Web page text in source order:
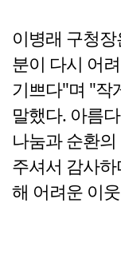
이병래 구청
분이 다시 어
기쁘다"며 "작
말했다. 아름
나눔과 순환
주셔서 감사
해 어려운 이